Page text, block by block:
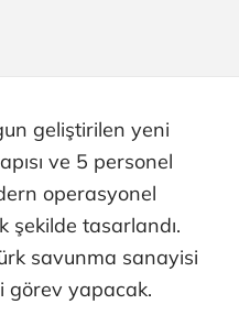
geliştirilen yeni
ve 5 personel
operasyonel
şekilde tasarlandı.
savunma sanayisi
görev yapacak.